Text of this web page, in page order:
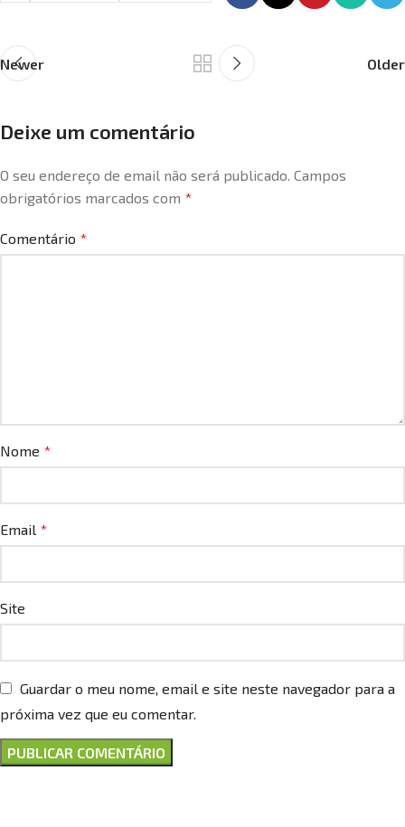
Newer Older
Deixe um comentário
O seu endereço de email não será publicado. Campos
obrigatórios marcados com *
Comentário *
Nome *
Email *
Site
Guardar o meu nome, email e site neste navegador para a
próxima vez que eu comentar.